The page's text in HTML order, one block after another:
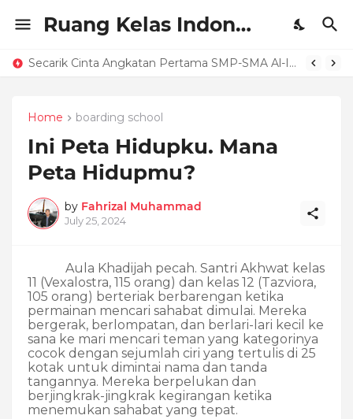
Ruang Kelas Indonesia
Secarik Cinta Angkatan Pertama SMP-SMA Al-Izhar Pondok Labu
Home boarding school
Ini Peta Hidupku. Mana
Peta Hidupmu?
by Fahrizal Muhammad
July 25, 2024
Aula Khadijah pecah. Santri Akhwat kelas
11 (Vexalostra, 115 orang) dan kelas 12 (Tazviora,
105 orang) berteriak berbarengan ketika
permainan mencari sahabat dimulai. Mereka
bergerak, berlompatan, dan berlari-lari kecil ke
sana ke mari mencari teman yang kategorinya
cocok dengan sejumlah ciri yang tertulis di 25
kotak untuk dimintai nama dan tanda
tangannya. Mereka berpelukan dan
berjingkrak-jingkrak kegirangan ketika
menemukan sahabat yang tepat.